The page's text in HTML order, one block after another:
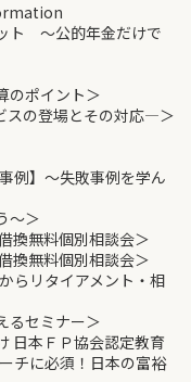
ト ～公的年金だけで
ポイント＞
の登場とその対応―＞
】～失敗事例を学ん
無料個別相談会＞
無料個別相談会＞
リタイアメント・相
ナー＞
本ＦＰ協会認定教育
に必須！日本の富裕